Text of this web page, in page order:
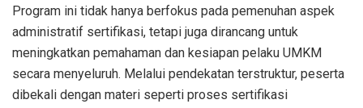
Program ini tidak hanya berfokus pada pemenuhan aspek
administratif sertifikasi, tetapi juga dirancang untuk
meningkatkan pemahaman dan kesiapan pelaku UMKM
secara menyeluruh. Melalui pendekatan terstruktur, peserta
dibekali dengan materi seperti proses sertifikasi